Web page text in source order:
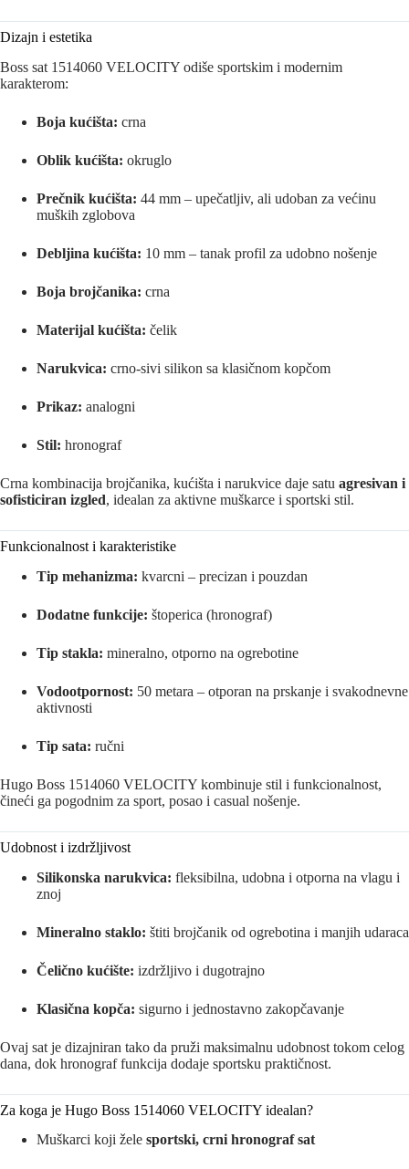
Dizajn i estetika
Boss sat 1514060 VELOCITY odiše sportskim i modernim
karakterom:
Boja kućišta: crna
Oblik kućišta: okruglo
Prečnik kućišta: 44 mm – upečatljiv, ali udoban za većinu
muških zglobova
Debljina kućišta: 10 mm – tanak profil za udobno nošenje
Boja brojčanika: crna
Materijal kućišta: čelik
Narukvica: crno-sivi silikon sa klasičnom kopčom
Prikaz: analogni
Stil: hronograf
Crna kombinacija brojčanika, kućišta i narukvice daje satu agresivan i
sofisticiran izgled, idealan za aktivne muškarce i sportski stil.
Funkcionalnost i karakteristike
Tip mehanizma: kvarcni – precizan i pouzdan
Dodatne funkcije: štoperica (hronograf)
Tip stakla: mineralno, otporno na ogrebotine
Vodootpornost: 50 metara – otporan na prskanje i svakodnevne
aktivnosti
Tip sata: ručni
Hugo Boss 1514060 VELOCITY kombinuje stil i funkcionalnost,
čineći ga pogodnim za sport, posao i casual nošenje.
Udobnost i izdržljivost
Silikonska narukvica: fleksibilna, udobna i otporna na vlagu i
znoj
Mineralno staklo: štiti brojčanik od ogrebotina i manjih udaraca
Čelično kućište: izdržljivo i dugotrajno
Klasična kopča: sigurno i jednostavno zakopčavanje
Ovaj sat je dizajniran tako da pruži maksimalnu udobnost tokom celog
dana, dok hronograf funkcija dodaje sportsku praktičnost.
Za koga je Hugo Boss 1514060 VELOCITY idealan?
Muškarci koji žele sportski, crni hronograf sat